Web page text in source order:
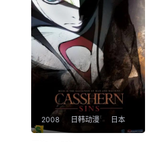
子 配音）的少女成为了他们最
后的希望。邪恶的机器人统领
布莱金（内海贤二
2008 日韩动漫 日本